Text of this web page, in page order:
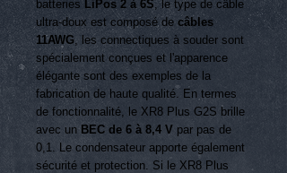
batteries LiPos 2 à 6S, le type de câble
ultra-doux est composé de câbles
11AWG, les connectiques à souder sont
spécialement conçues et l'apparence
élégante sont des exemples de la
fabrication de haute qualité. En termes
de fonctionnalité, le XR8 Plus G2S brille
avec un BEC de 6 à 8,4 V par pas de
0,1. Le condensateur apporte également
sécurité et protection. Si le XR8 Plus